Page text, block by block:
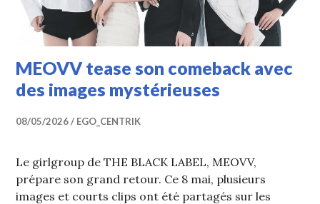
MEOVV tease son comeback avec
des images mystérieuses
08/05/2026 EGO_CENTRIK
Le girlgroup de THE BLACK LABEL, MEOVV,
prépare son grand retour. Ce 8 mai, plusieurs
images et courts clips ont été partagés sur les